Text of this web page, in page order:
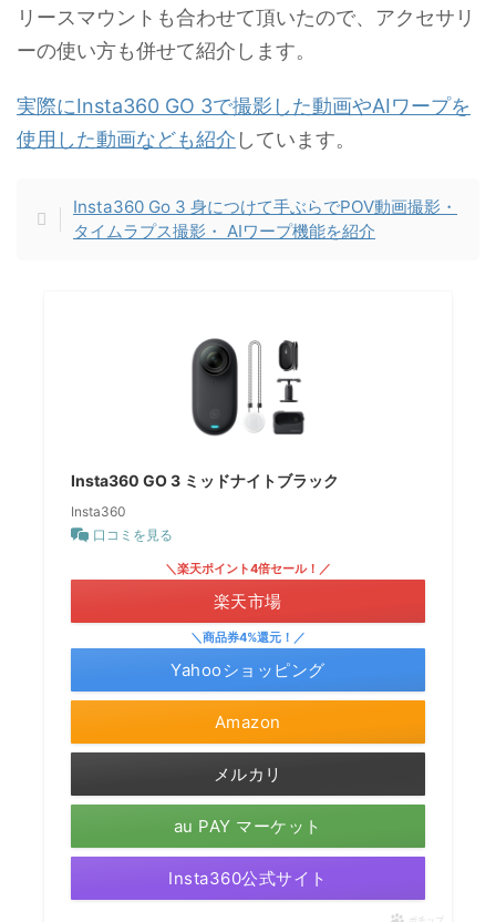
リースマウントも合わせて頂いたので、アクセサリ
ーの使い方も併せて紹介します。
実際にInsta360 GO 3で撮影した動画やAIワープを
使用した動画なども紹介 しています。
Insta360 Go 3 身につけて手ぶらでPOV動画撮影・
タイムラプス撮影・ AIワープ機能を紹介
Insta360 GO 3 ミッドナイトブラック
Insta360
口コミを見る
Amazon
＼楽天ポイント4倍セール！／
楽天市場
＼商品券4%還元！／
Yahooショッピング
メルカリ
au PAY マーケット
Insta360公式サイト
ポチップ